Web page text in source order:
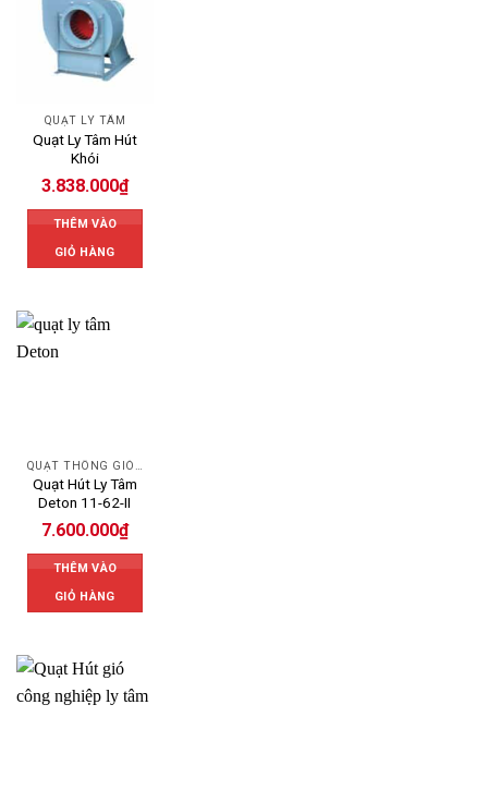
QUẠT LY TÂM
Quạt Ly Tâm Hút
Khói
3.838.000₫
THÊM VÀO
GIỎ HÀNG
Quạt Hút Ly Tâm
Deton 11-62-II
7.600.000₫
THÊM VÀO
GIỎ HÀNG